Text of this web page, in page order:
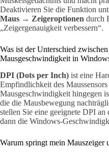
Deaktivieren Sie die Funktion
Maus → Zeigeroptionen durch
„Zeigergenauigkeit verbessern“.
Was ist der Unterschied
Mausgeschwindigkeit in
DPI (Dots per Inch) ist eine
Empfindlichkeit des
Mausgeschwindigkeit hingegen
die die Mausbewegung
stellen Sie eine geeignete DPI an
dann die Windows-
Warum springt mein Mauszeiger